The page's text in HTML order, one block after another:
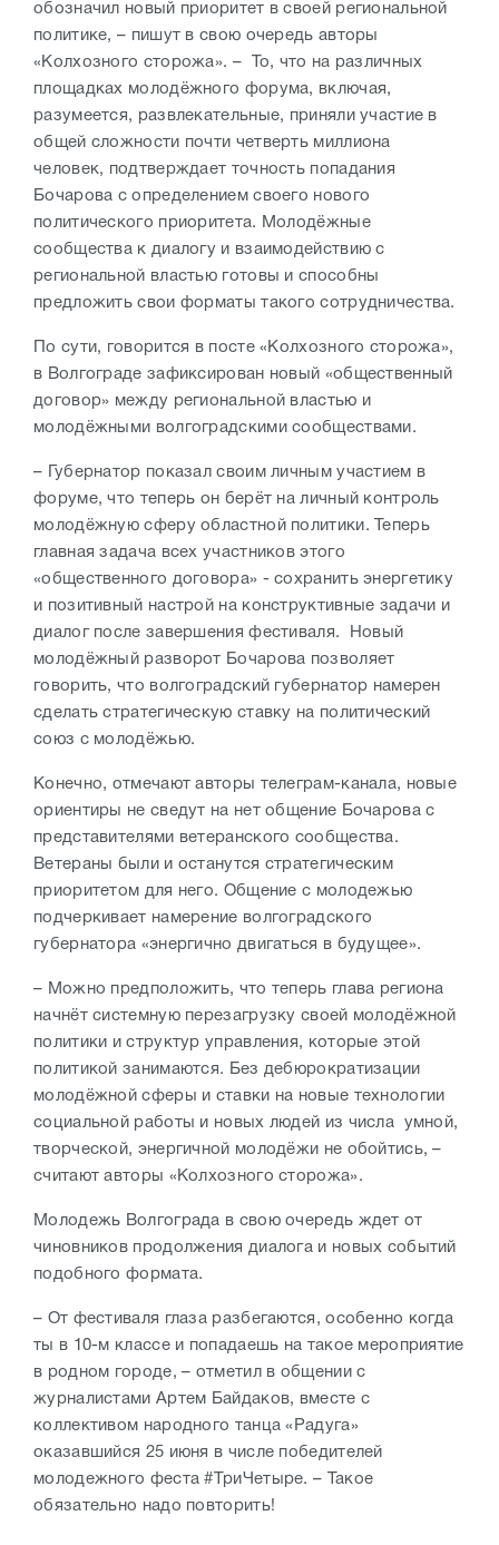
обозначил новый приоритет в своей региональной
политике, – пишут в свою очередь авторы
«Колхозного сторожа». – То, что на различных
площадках молодёжного форума, включая,
разумеется, развлекательные, приняли участие в
общей сложности почти четверть миллиона
человек, подтверждает точность попадания
Бочарова с определением своего нового
политического приоритета. Молодёжные
сообщества к диалогу и взаимодействию с
региональной властью готовы и способны
предложить свои форматы такого сотрудничества.
По сути, говорится в посте «Колхозного сторожа»,
в Волгограде зафиксирован новый «общественный
договор» между региональной властью и
молодёжными волгоградскими сообществами.
– Губернатор показал своим личным участием в
форуме, что теперь он берёт на личный контроль
молодёжную сферу областной политики. Теперь
главная задача всех участников этого
«общественного договора» - сохранить энергетику
и позитивный настрой на конструктивные задачи и
диалог после завершения фестиваля. Новый
молодёжный разворот Бочарова позволяет
говорить, что волгоградский губернатор намерен
сделать стратегическую ставку на политический
союз с молодёжью.
Конечно, отмечают авторы телеграм-канала, новые
ориентиры не сведут на нет общение Бочарова с
представителями ветеранского сообщества.
Ветераны были и останутся стратегическим
приоритетом для него. Общение с молодежью
подчеркивает намерение волгоградского
губернатора «энергично двигаться в будущее».
– Можно предположить, что теперь глава региона
начнёт системную перезагрузку своей молодёжной
политики и структур управления, которые этой
политикой занимаются. Без дебюрократизации
молодёжной сферы и ставки на новые технологии
социальной работы и новых людей из числа умной,
творческой, энергичной молодёжи не обойтись, –
считают авторы «Колхозного сторожа».
Молодежь Волгограда в свою очередь ждет от
чиновников продолжения диалога и новых событий
подобного формата.
– От фестиваля глаза разбегаются, особенно когда
ты в 10-м классе и попадаешь на такое мероприятие
в родном городе, – отметил в общении с
журналистами Артем Байдаков, вместе с
коллективом народного танца «Радуга»
оказавшийся 25 июня в числе победителей
молодежного феста #ТриЧетыре. – Такое
обязательно надо повторить!